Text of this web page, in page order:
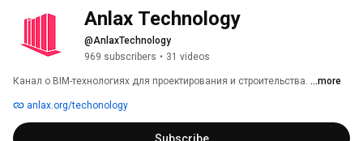
Anlax Technology
@AnlaxTechnology
969 subscribers • 31 videos
Канал о BIM-технологиях для проектирования и строительства. ...more
anlax.org/techonology